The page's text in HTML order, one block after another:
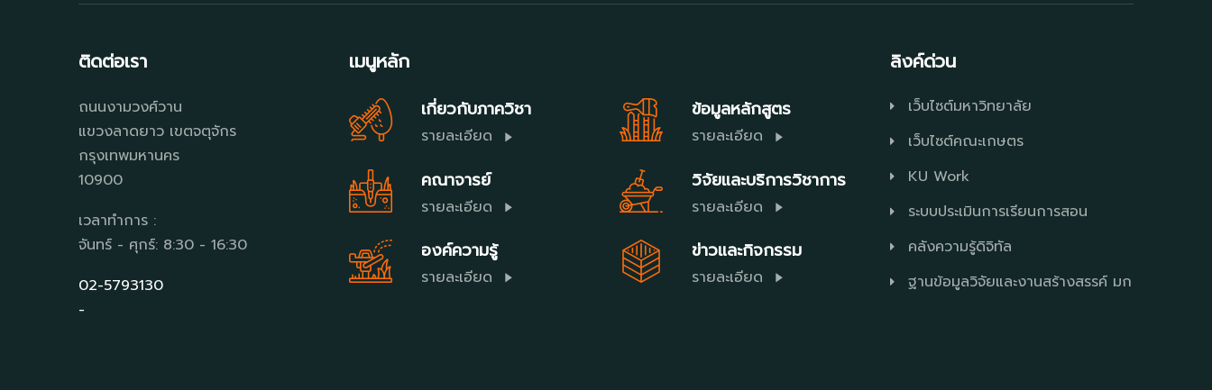
ติดต่อเรา
ถนนงามวงศ์วาน
แขวงลาดยาว เขตจตุจักร
กรุงเทพมหานคร
10900
เวลาทำการ :
จันทร์ - ศุกร์: 8:30 - 16:30
02-5793130
-
เมนูหลัก
เกี่ยวกับภาควิชา
รายละเอียด
คณาจารย์
รายละเอียด
องค์ความรู้
รายละเอียด
ข้อมูลหลักสูตร
รายละเอียด
วิจัยและบริการวิชาการ
รายละเอียด
ข่าวและกิจกรรม
รายละเอียด
ลิงค์ด่วน
เว็บไซต์มหาวิทยาลัย
เว็บไซต์คณะเกษตร
KU Work
ระบบประเมินการเรียนการสอน
คลังความรู้ดิจิทัล
ฐานข้อมูลวิจัยและงานสร้างสรรค์ มก